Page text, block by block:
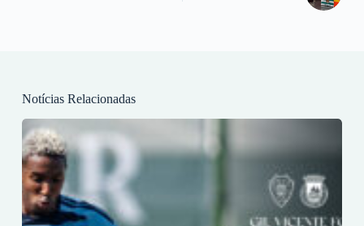
Notícias Relacionadas